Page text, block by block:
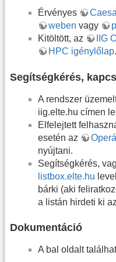
Érvényes
weben vagy
Kitöltött, az
IIG
HPC igénylőlap.
Segítségkérés,
A rendszer
iig.elte.hu címen
Elfelejtett
esetén az
nyújtani.
Segítségkérés,
listbox.elte.hu
bárki (aki
a listán hirdeti ki
Dokumentáció
A bal oldalt